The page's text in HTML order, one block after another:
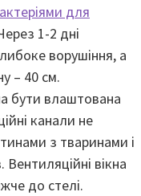
для
1-2 дні
ворушіння, а
– 40 см.
бути влаштована
канали не
з тваринами і
Вентиляційні вікна
до стелі.